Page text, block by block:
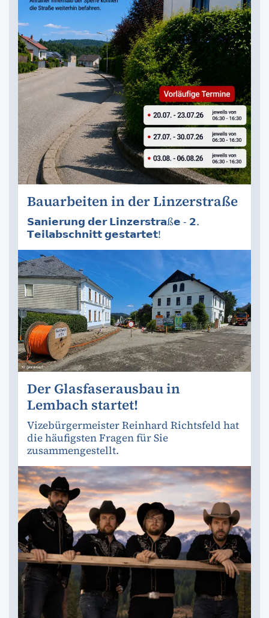
Bauarbeiten in der Linzerstraße
𝗦𝗮𝗻𝗶𝗲𝗿𝘂𝗻𝗴 𝗱𝗲𝗿 𝗟𝗶𝗻𝘇𝗲𝗿𝘀𝘁𝗿𝗮ß𝗲 - 𝟮.
𝗧𝗲𝗶𝗹𝗮𝗯𝘀𝗰𝗵𝗻𝗶𝘁𝘁 𝗴𝗲𝘀𝘁𝗮𝗿𝘁𝗲𝘁!
Der Glasfaserausbau in
Lembach startet!
Vizebürgermeister Reinhard Richtsfeld hat
die häufigsten Fragen für Sie
zusammengestellt.